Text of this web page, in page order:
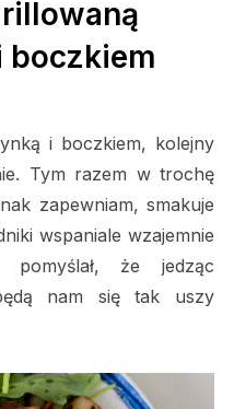
boczkiem
i boczkiem, kolejny
Tym razem w trochę
zapewniam, smakuje
wspaniale wzajemnie
że jedząc
nam się tak uszy